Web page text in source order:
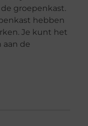
groepenkast.
hebben
Je kunt het
aan de